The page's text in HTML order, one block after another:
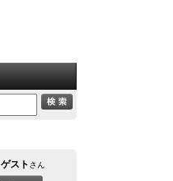
ゲスト さん